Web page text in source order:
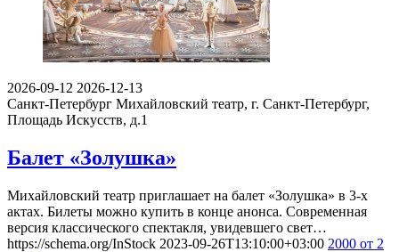
2026-09-12 2026-12-13
Санкт-Петербург Михайловский театр, г. Санкт-Петербург,
Площадь Искусств, д.1
Балет «Золушка»
Михайловский театр приглашает на балет «Золушка» в 3-х
актах. Билеты можно купить в конце анонса. Современная
версия классического спектакля, увидевшего свет…
https://schema.org/InStock 2023-09-26T13:10:00+03:00 2000 от 2